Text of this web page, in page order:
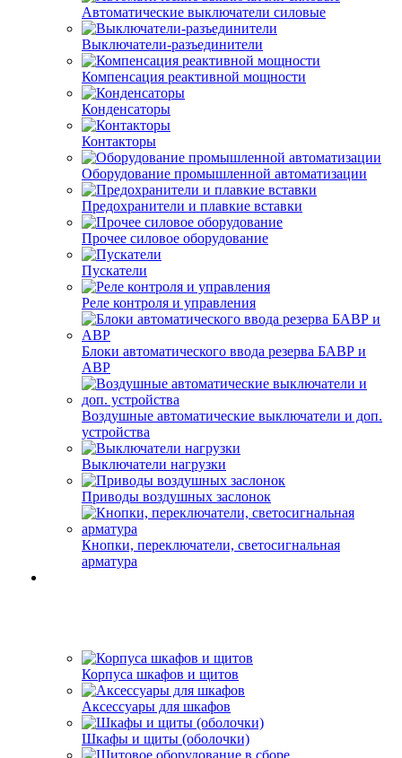
Автоматические выключатели cиловые
Выключатели-разъединители
Компенсация реактивной мощности
Конденсаторы
Контакторы
Оборудование промышленной автоматизации
Предохранители и плавкие вставки
Прочее силовое оборудование
Пускатели
Реле контроля и управления
Блоки автоматического ввода резерва БАВР и
АВР
Воздушные автоматические выключатели и доп.
устройства
Выключатели нагрузки
Приводы воздушных заслонок
Кнопки, переключатели, светосигнальная
арматура
Корпуса шкафов и щитов
Аксессуары для шкафов
Шкафы и щиты (оболочки)